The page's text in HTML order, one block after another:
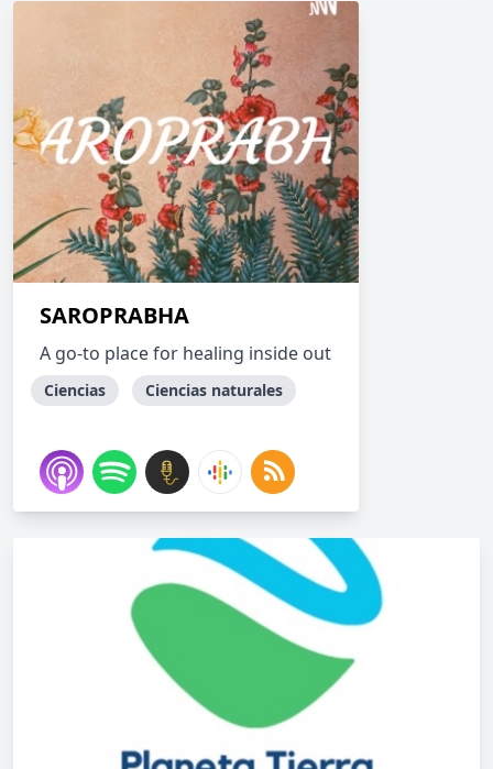
SAROPRABHA
A go-to place for healing inside out
Ciencias Ciencias naturales